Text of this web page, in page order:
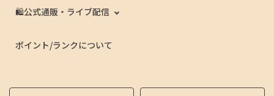
🛍️公式通販・ライブ配信
ポイント/ランクについて